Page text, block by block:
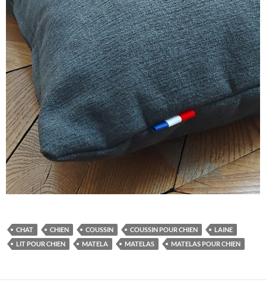
CHAT CHIEN COUSSIN COUSSIN POUR CHIEN
LAINE
LIT POUR CHIEN
MATELA MATELAS MATELAS POUR CHIEN